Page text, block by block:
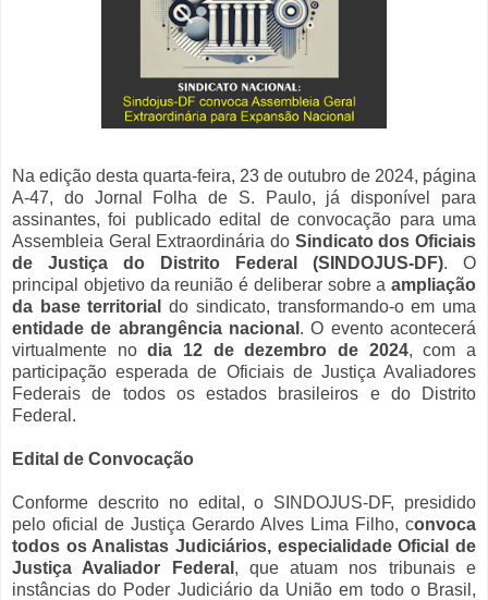
Na edição desta quarta-feira, 23 de outubro de 2024, página
A-47, do Jornal Folha de S. Paulo, já disponível para
assinantes, foi publicado edital de convocação para uma
Assembleia Geral Extraordinária do Sindicato dos Oficiais
de Justiça do Distrito Federal (SINDOJUS-DF). O
principal objetivo da reunião é deliberar sobre a ampliação
da base territorial
do sindicato, transformando-o em uma
entidade de abrangência nacional . O evento acontecerá
virtualmente nodia 12 de dezembro de 2024, com a
participação esperada de Oficiais de Justiça Avaliadores
Federais de todos os estados brasileiros e do Distrito
Federal.
Edital de Convocação
Conforme descrito no edital, o SINDOJUS-DF, presidido
pelo oficial de Justiça Gerardo Alves Lima Filho, convoca
todos os Analistas Judiciários, especialidade Oficial de
Justiça Avaliador Federal , que atuam nos tribunais e
instâncias do Poder Judiciário da União em todo o Brasil,